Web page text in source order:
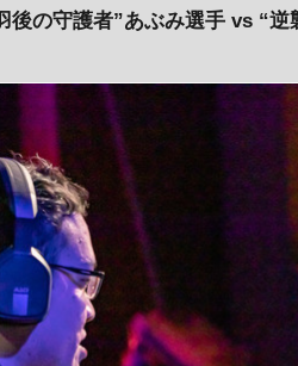
後の守護者”あぶみ選手 vs “